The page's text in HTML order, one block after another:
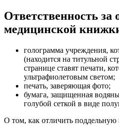
Ответственность за
медицинской
голограмма учреждения,
(находится на титульной
странице ставят печати,
ультрафиолетовым светом;
печать, заверяющая фото;
бумага, защищенная
голубой сеткой в виде
О том, как отличить